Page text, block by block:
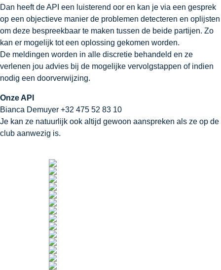
Dan heeft de API een luisterend oor en kan je via een gesprek
op een objectieve manier de problemen detecteren en oplijsten
om deze bespreekbaar te maken tussen de beide partijen. Zo
kan er mogelijk tot een oplossing gekomen worden.
De meldingen worden in alle discretie behandeld en ze
verlenen jou advies bij de mogelijke vervolgstappen of indien
nodig een doorverwijzing.
Onze API
Bianca Demuyer +32 475 52 83 10
Je kan ze natuurlijk ook altijd gewoon aanspreken als ze op de
club aanwezig is.